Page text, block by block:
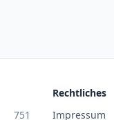
751
Rechtliches
Impressum